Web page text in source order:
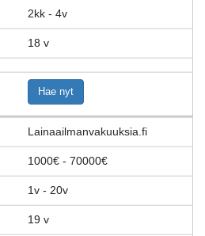
2kk - 4v
18 v
Hae nyt
Lainaailmanvakuuksia.fi
1000€ - 70000€
1v - 20v
19 v